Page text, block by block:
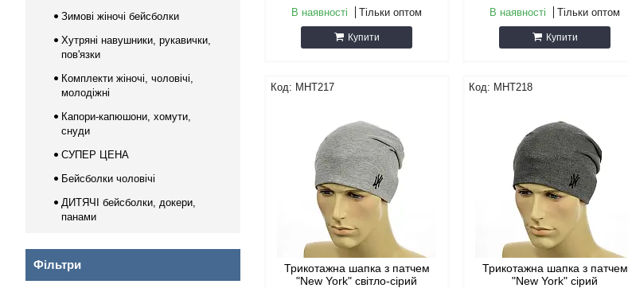
В наявності Тільки оптом
Купити
В наявності Тільки оптом
Купити
MHT217
Трикотажна шапка з патчем
"New York" світло-сірий
MHT218
Трикотажна шапка з патчем
"New York" сірий
Зимові жіночі бейсболки
Хутряні навушники, рукавички,
пов'язки
Комплекти жіночі, чоловічі,
молодіжні
Капори-капюшони, хомути,
снуди
СУПЕР ЦЕНА
Бейсболки чоловічі
ДИТЯЧІ бейсболки, докери,
панами
Фільтри